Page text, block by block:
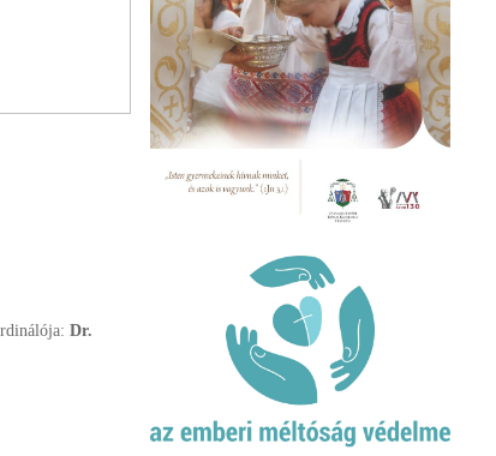
Dr.